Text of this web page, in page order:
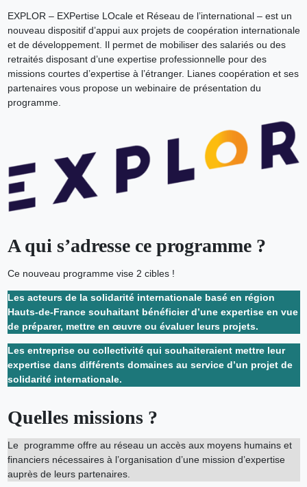
EXPLOR – EXPertise LOcale et Réseau de l’international – est un
nouveau dispositif d’appui aux projets de coopération internationale
et de développement. Il permet de mobiliser des salariés ou des
retraités disposant d’une expertise professionnelle pour des
missions courtes d’expertise à l’étranger. Lianes coopération et ses
partenaires vous propose un webinaire de présentation du
programme.
A qui s’adresse ce programme ?
Ce nouveau programme vise 2 cibles !
Les acteurs de la solidarité internationale basé en région
Hauts-de-France souhaitant bénéficier d’une expertise en vue
de préparer, mettre en œuvre ou évaluer leurs projets.
Les entreprise ou collectivité qui souhaiteraient mettre leur
expertise dans différents domaines au service d’un projet de
solidarité internationale.
Quelles missions ?
Le programme offre au réseau un accès aux moyens humains et
financiers nécessaires à l’organisation d’une mission d’expertise
auprès de leurs partenaires.